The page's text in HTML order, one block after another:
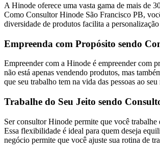
A Hinode oferece uma vasta gama de mais de
Como Consultor Hinode São Francisco PB,
diversidade de produtos facilita a
Empreenda com Propósito sendo
Empreender com a Hinode é empreender com
não está apenas vendendo produtos, mas
que seu trabalho tem na vida das pessoas ao seu
Trabalhe do Seu Jeito sendo
Ser consultor Hinode permite que você
Essa flexibilidade é ideal para quem deseja
negócio permite que você ajuste sua rotina de